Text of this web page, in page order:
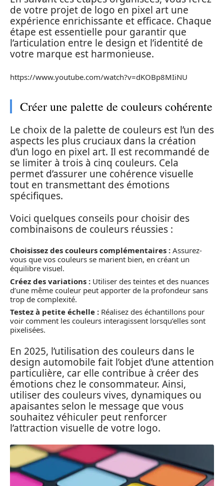
de votre projet de logo en pixel art une
expérience enrichissante et efficace. Chaque
étape est essentielle pour garantir que
l’articulation entre le design et l’identité de
votre marque est harmonieuse.
https://www.youtube.com/watch?v=dKOBp8MIiNU
Créer une palette de couleurs cohérente
Le choix de la palette de couleurs est l’un des
aspects les plus cruciaux dans la création
d’un logo en pixel art. Il est recommandé de
se limiter à trois à cinq couleurs. Cela
permet d’assurer une cohérence visuelle
tout en transmettant des émotions
spécifiques.
Voici quelques conseils pour choisir des
combinaisons de couleurs réussies :
Choisissez des couleurs complémentaires : Assurez-
vous que vos couleurs se marient bien, en créant un
équilibre visuel.
Créez des variations : Utiliser des teintes et des nuances
d’une même couleur peut apporter de la profondeur sans
trop de complexité.
Testez à petite échelle : Réalisez des échantillons pour
voir comment les couleurs interagissent lorsqu’elles sont
pixelisées.
En 2025, l’utilisation des couleurs dans le
design automobile fait l’objet d’une attention
particulière, car elle contribue à créer des
émotions chez le consommateur. Ainsi,
utiliser des couleurs vives, dynamiques ou
apaisantes selon le message que vous
souhaitez véhiculer peut renforcer
l’attraction visuelle de votre logo.